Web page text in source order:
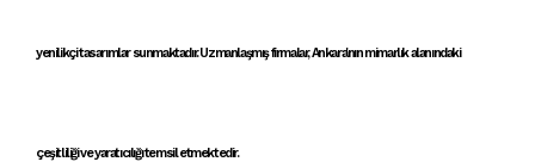
yenilikçitasarımlarsunmaktadır.Uzmanlaşmış firmalar,Ankara'nın mimarlık alanındaki
çeşitliliği ve yaratıcılığıtemsil etmektedir.